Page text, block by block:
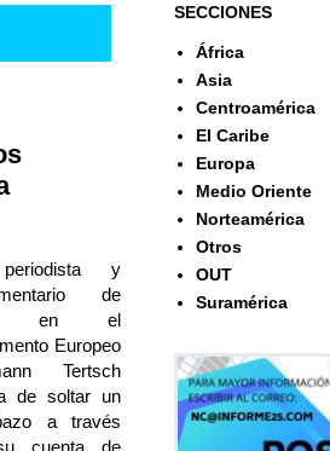
y
de
en el
Europeo
Tertsch
de soltar un
a través
SECCIONES
África
Asia
Centroamérica
El Caribe
Europa
Medio Oriente
Norteamérica
Otros
OUT
Suramérica